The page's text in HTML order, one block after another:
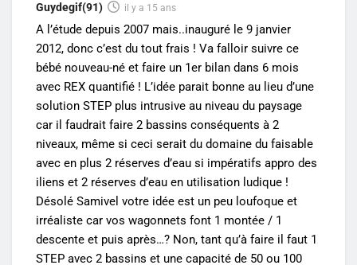
Guydegif(91) il y a 15 ans
A l’étude depuis 2007 mais..inauguré le 9 janvier
2012, donc c’est du tout frais ! Va falloir suivre ce
bébé nouveau-né et faire un 1er bilan dans 6 mois
avec REX quantifié ! L’idée parait bonne au lieu d’une
solution STEP plus intrusive au niveau du paysage
car il faudrait faire 2 bassins conséquents à 2
niveaux, même si ceci serait du domaine du faisable
avec en plus 2 réserves d’eau si impératifs appro des
iliens et 2 réserves d’eau en utilisation ludique !
Désolé Samivel votre idée est un peu loufoque et
irréaliste car vos wagonnets font 1 montée / 1
descente et puis après…? Non, tant qu’à faire il faut 1
STEP avec 2 bassins et une capacité de 50 ou 100